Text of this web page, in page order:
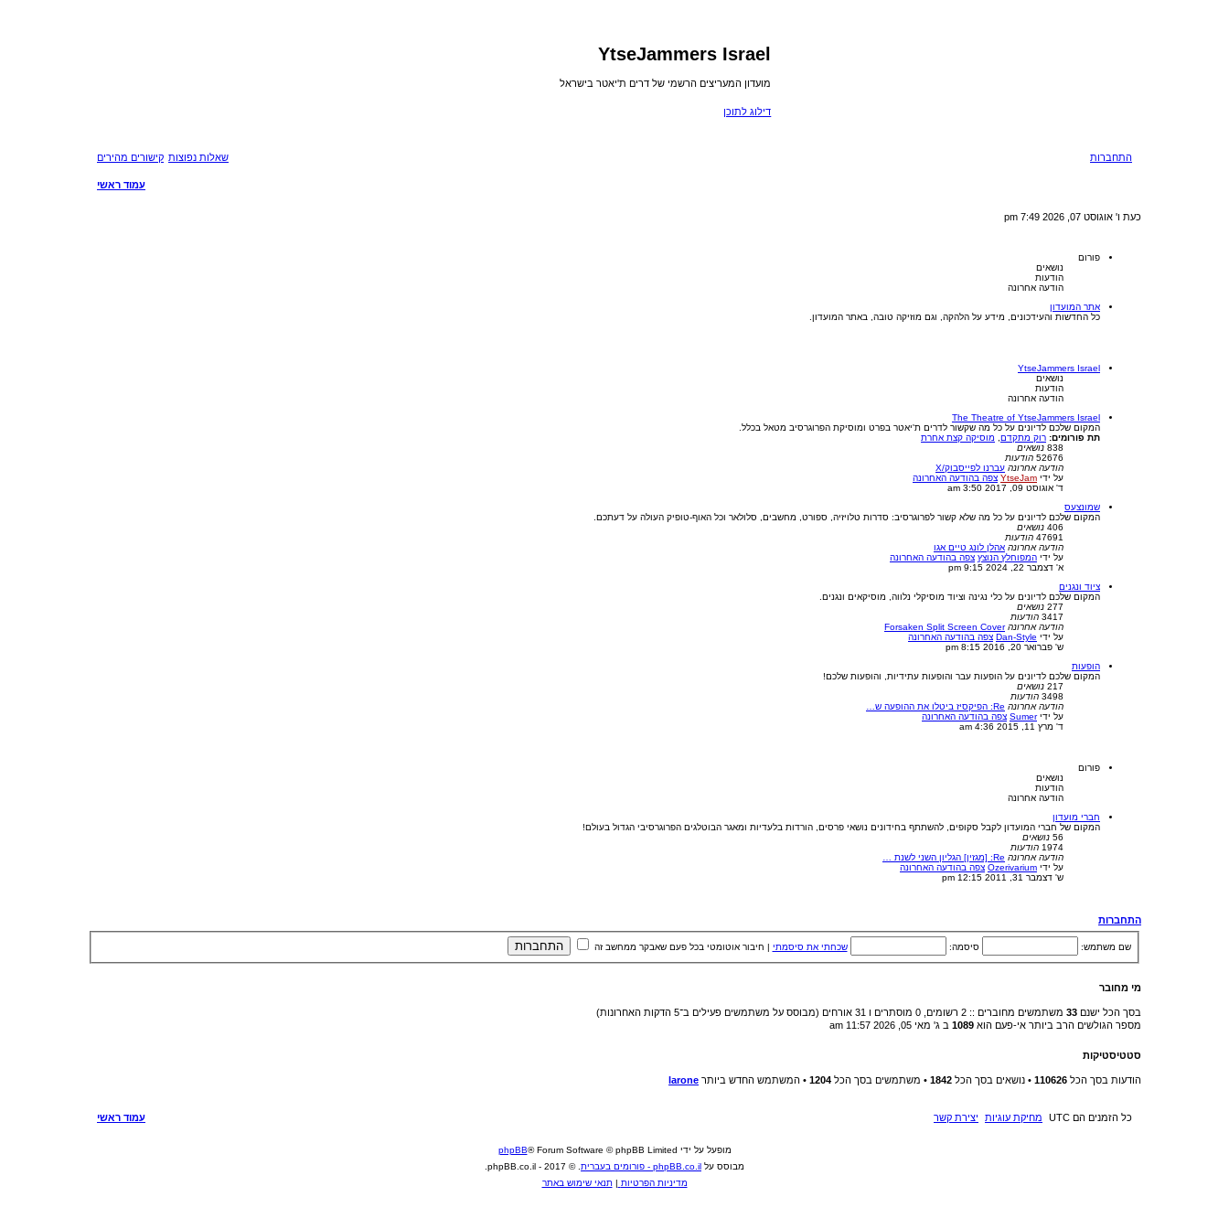
YtseJammers Israel
מועדון המעריצים הרשמי של דרים ת'יאטר בישראל
דילוג לתוכן
קישורים מהירים שאלות נפוצות התחברות
עמוד ראשי
כעת ו' אוגוסט 07, 2026 7:49 pm
פורום
נושאים
הודעות
הודעה אחרונה
אתר המועדון
כל החדשות והעידכונים, מידע על הלהקה, וגם מוזיקה טובה, באתר המועדון.
YtseJammers Israel
נושאים
הודעות
הודעה אחרונה
The Theatre of YtseJammers Israel
המקום שלכם לדיונים על כל מה שקשור לדרים ת'יאטר בפרט ומוסיקת הפרוגרסיב מטאל בכלל.
תת פורומים: רוק מתקדם
מוסיקה קצת אחרת
838 נושאים
52676 הודעות
הודעה אחרונה עברנו לפייסבוק/X
על ידי YtseJam צפה בהודעה האחרונה
ד' אוגוסט 09, 2017 3:50 am
שמונצעס
המקום שלכם לדיונים על כל מה שלא קשור לפרוגרסיב: סדרות טלויזיה, ספורט, מחשבים, סלולאר וכל האוף-טופיק העולה על דעתכם.
406 נושאים
47691 הודעות
הודעה אחרונה אהלן לונג טיים אגו
על ידי המפוחלץ הנוצץ צפה בהודעה האחרונה
א' דצמבר 22, 2024 9:15 pm
ציוד ונגנים
המקום שלכם לדיונים על כלי נגינה וציוד מוסיקלי נלווה, מוסיקאים ונגנים.
277 נושאים
3417 הודעות
הודעה אחרונה Forsaken Split Screen Cover
על ידי Dan-Style צפה בהודעה האחרונה
ש' פברואר 20, 2016 8:15 pm
הופעות
המקום שלכם לדיונים על הופעות עבר והופעות עתידיות, והופעות שלכם!
217 נושאים
3498 הודעות
הודעה אחרונה Re: הפיקסיז ביטלו את ההופעה ש…
על ידיSumer צפה בהודעה האחרונה
ד' מרץ 11, 2015 4:36 am
פורום
נושאים
הודעות
הודעה אחרונה
חברי מועדון
המקום של חברי המועדון לקבל סקופים, להשתתף בחידונים נושאי פרסים, הורדות בלעדיות ומאגר הבוטלגים הפרוגרסיבי הגדול בעולם!
56 נושאים
1974 הודעות
הודעה אחרונה Re: [מגזין] הגליון השני לשנת …
על ידי Ozerivarium צפה בהודעה האחרונה
ש' דצמבר 31, 2011 12:15 pm
התחברות
שם משתמש: סיסמה: שכחתי את סיסמתי חיבור אוטומטי בכל פעם שאבקר ממחשב זה
מי מחובר
בסך הכל ישנם 33 משתמשים מחוברים :: 2 רשומים, 0 מוסתרים ו 31 אורחים (מבוסס על משתמשים פעילים ב־5 הדקות האחרונות)
מספר הגולשים הרב ביותר אי-פעם הוא 1089 ב ג' מאי 05, 2026 11:57 am
סטטיסטיקות
הודעות בסך הכל 110626 • נושאים בסך הכל 1842 • משתמשים בסך הכל 1204 • המשתמש החדש ביותר larone
עמוד ראשי כל הזמנים הם UTC מחיקת עוגיות יצירת קשר
מופעל על ידי phpBB® Forum Software © phpBB Limited
מבוסס על phpBB.co.il - פורומים בעברית
. © 2017 - phpBB.co.il.
מדיניות הפרטיות |תנאי שימוש באתר